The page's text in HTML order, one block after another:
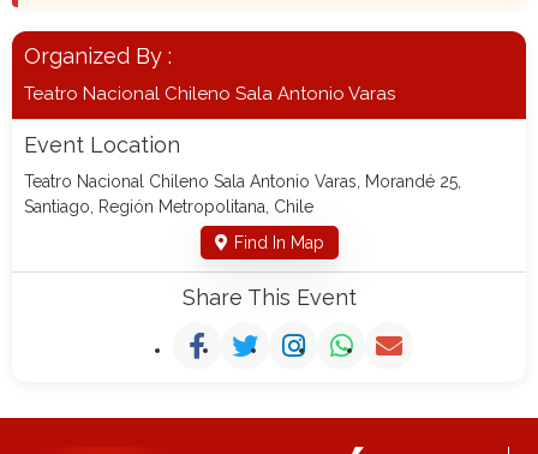
Organized By :
Teatro Nacional Chileno Sala Antonio Varas
Event Location
Teatro Nacional Chileno Sala Antonio Varas, Morandé 25,
Santiago, Región Metropolitana, Chile
Find In Map
Share This Event